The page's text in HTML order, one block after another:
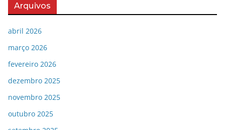
Arquivos
abril 2026
março 2026
fevereiro 2026
dezembro 2025
novembro 2025
outubro 2025